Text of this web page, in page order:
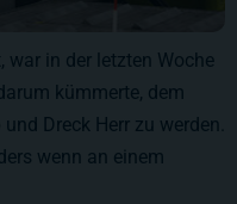
in der letzten Woche
kümmerte, dem
Dreck Herr zu werden.
wenn an einem